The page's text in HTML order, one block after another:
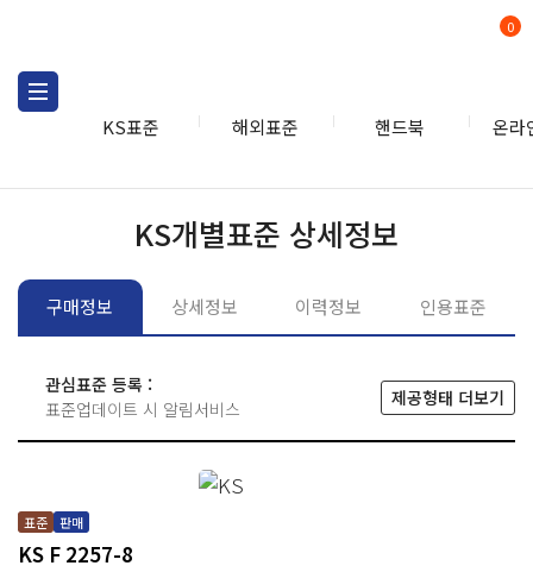
KS표준 해외표준 핸드북 온라
0
KS개별표준 상세정보
구매정보 상세정보 이력정보 인용표준
관심표준 등록 :
표준업데이트 시 알림서비스
제공형태 더보기
표준 판매
KS F 2257-8